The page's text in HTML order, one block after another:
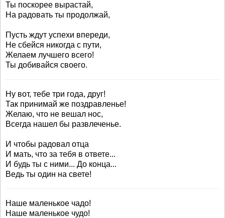
Ты поскорее вырастай,
На радовать ты продолжай,
Пусть ждут успехи впереди,
Не сбейся никогда с пути,
Желаем лучшего всего!
Ты добивайся своего.
Ну вот, тебе три года, друг!
Так принимай же поздравленье!
Желаю, что не вешал нос,
Всегда нашел бы развлеченье.
И чтобы радовал отца
И мать, что за тебя в ответе...
И будь ты с ними... До конца...
Ведь ты один на свете!
Наше маленькое чадо!
Наше маленькое чудо!